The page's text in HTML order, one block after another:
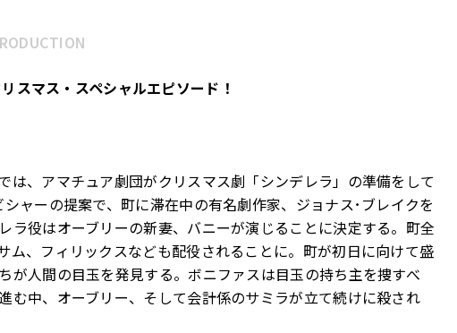
スマス・スペシャルエピソード！
は、アマチュア劇団がクリスマス劇「シンデレラ」の準備をして
ャーの提案で、町に滞在中の有名劇作家、ジョナス･ブレイクを
ラ役はオーブリーの新妻、バニーが演じることに決定する。町全
ム、フィリックスなども配役されることに。町が初日に向けて盛
が人間の目玉を発見する。ボニファスは目玉の持ち主を捜すべ
む中、オーブリー、そして会計係のサミラが立て続けに殺され